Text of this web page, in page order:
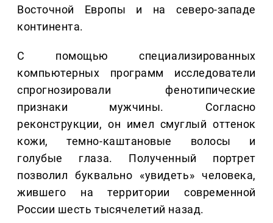
Восточной Европы и на северо-западе
континента.
С помощью специализированных
компьютерных программ исследователи
спрогнозировали фенотипические
признаки мужчины. Согласно
реконструкции, он имел смуглый оттенок
кожи, темно-каштановые волосы и
голубые глаза. Полученный портрет
позволил буквально «увидеть» человека,
жившего на территории современной
России шесть тысячелетий назад.